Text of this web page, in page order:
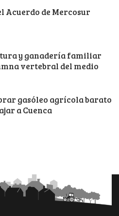
Acuerdo de Mercosur
y ganadería familiar
vertebral del medio
gasóleo agrícola barato
a Cuenca